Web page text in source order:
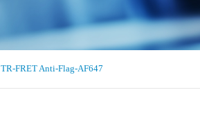
TR-FRET Anti-Flag-AF647